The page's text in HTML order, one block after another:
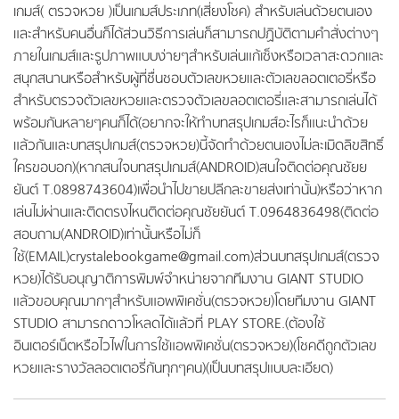
เกมส์( ตรวจหวย )เป็นเกมส์ประเภท(เสี่ยงโชค) สำหรับเล่นด้วยตนเอง
และสำหรับคนอื่นก็ได้ส่วนวิธีการเล่นก็สามารถปฏิบัติตามคำสั่งต่างๆ
ภายในเกมส์และรูปภาพแบบง่ายๆสำหรับเล่นแก้เซ็งหรือเวลาสะดวกและ
สนุกสนานหรือสำหรับผู้ที่ชื่นชอบตัวเลขหวยและตัวเลขลอตเตอรี่หรือ
สำหรับตรวจตัวเลขหวยและตรวจตัวเลขลอตเตอรี่และสามารถเล่นได้
พร้อมกันหลายๆคนก็ได้(อยากจะให้ทำบทสรุปเกมส์อะไรก็แนะนำด้วย
แล้วกันและบทสรุปเกมส์(ตรวจหวย)นี้จัดทำด้วยตนเองไม่ละเมิดลิขสิทธิ์
ใครขอบอก)(หากสนใจบทสรุปเกมส์(ANDROID)สนใจติดต่อคุณชัยย
ยันต์ T.0898743604)เพื่อนำไปขายปลีกละขายส่งเท่านั้น)หรือว่าหาก
เล่นไม่ผ่านและติดตรงไหนติดต่อคุณชัยยันต์ T.0964836498(ติดต่อ
สอบถาม(ANDROID)เท่านั้นหรือไม่ก็
ใช้(EMAIL)crystalebookgame@gmail.com)ส่วนบทสรุปเกมส์(ตรวจ
หวย)ได้รับอนุญาติการพิมพ์จำหน่ายจากทีมงาน GIANT STUDIO
แล้วขอบคุณมากๆสำหรับแอพพิเคชั่น(ตรวจหวย)โดยทีมงาน GIANT
STUDIO สามารถดาวโหลดได้แล้วที่ PLAY STORE.(ต้องใช้
อินเตอร์เน็ตหรือไวไฟในการใช้แอพพิเคชั่น(ตรวจหวย)(โชคดีถูกตัวเลข
หวยและรางวัลลอตเตอรี่กันทุกๆคน)(เป็นบทสรุปแบบละเอียด)